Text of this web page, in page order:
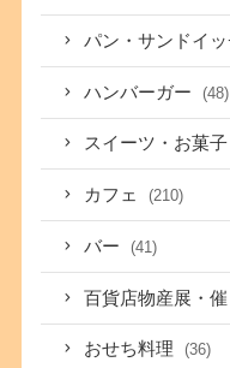
パン・サンドイッ
ハンバーガー (48)
スイーツ・お菓子
カフェ (210)
バー (41)
百貨店物産展・催
おせち料理 (36)